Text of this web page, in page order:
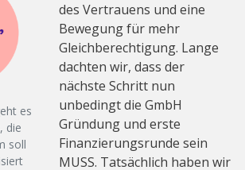
es
die
soll
des Vertrauens und eine
Bewegung für mehr
Gleichberechtigung. Lange
dachten wir, dass der
nächste Schritt nun
unbedingt die GmbH
Gründung und erste
Finanzierungsrunde sein
MUSS. Tatsächlich haben wir